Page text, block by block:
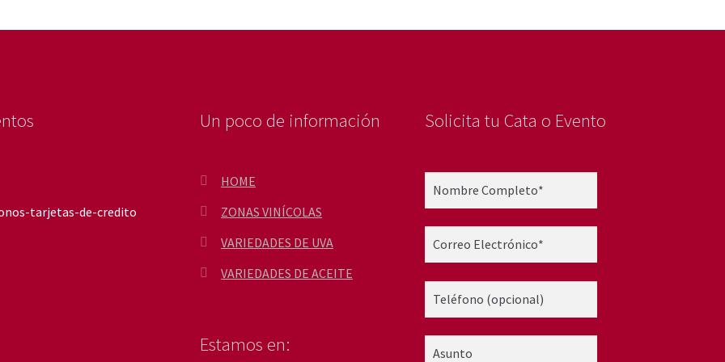
Un poco de información
HOME
ZONAS VINÍCOLAS
VARIEDADES DE UVA
VARIEDADES DE ACEITE
Estamos en:
Solicita tu Cata o Evento